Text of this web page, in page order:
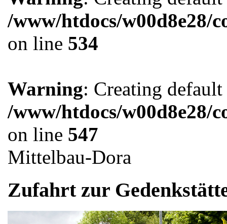
/www/htdocs/w00d8e28/
on line 534
Warning: Creating
/www/htdocs/w00d8e28/
on line 547
Mittelbau-Dora
Zufahrt zur